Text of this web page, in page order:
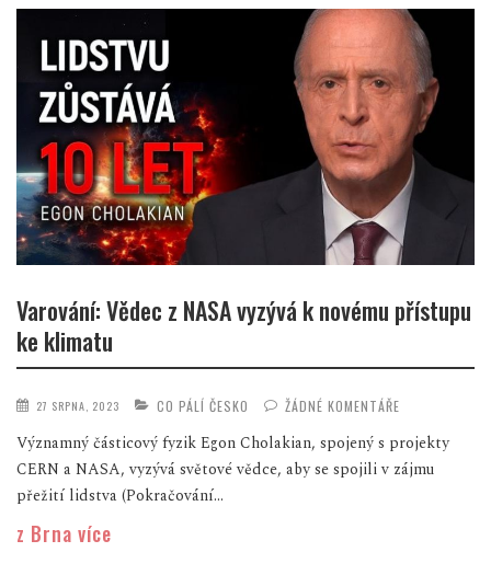
Varování: Vědec z NASA vyzývá k novému přístupu
ke klimatu
27 SRPNA, 2023 CO PÁLÍ ČESKO ŽÁDNÉ KOMENTÁŘE
Významný částicový fyzik Egon Cholakian, spojený s projekty
CERN a NASA, vyzývá světové vědce, aby se spojili v zájmu
přežití lidstva (Pokračování...
z Brna více